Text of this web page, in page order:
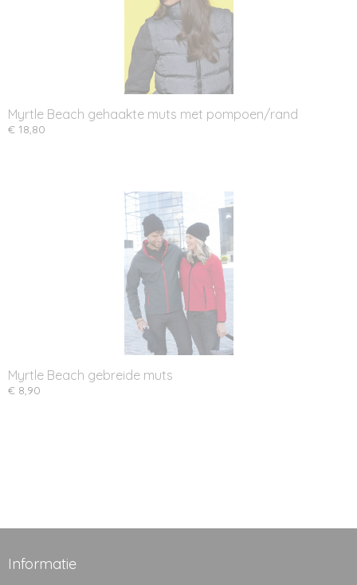
Myrtle Beach gehaakte muts met pompoen/rand
€ 18,80
Myrtle Beach gebreide muts
€ 8,90
Informatie